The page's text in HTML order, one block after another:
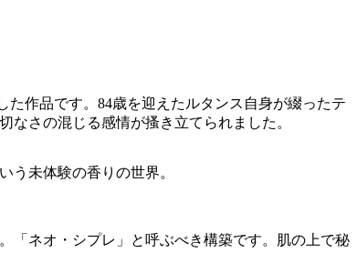
た作品です。84歳を迎えたルタンス自身が綴ったテ
さの混じる感情が搔き立てられました。
う未体験の香りの世界。
「ネオ・シプレ」と呼ぶべき構築です。肌の上で秘